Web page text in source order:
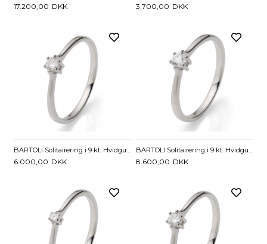
17.200,00 DKK 3.700,00 DKK
6.000,00 DKK 8.600,00 DKK